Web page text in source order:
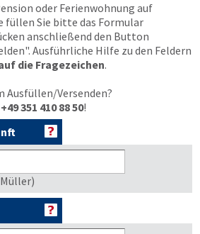
oder Ferienwohnung auf
füllen Sie bitte das Formular
anschließend den Button
. Ausführliche Hilfe zu den Feldern
die Fragezeichen.
Ausfüllen/Versenden?
+49 351 410 88 50!